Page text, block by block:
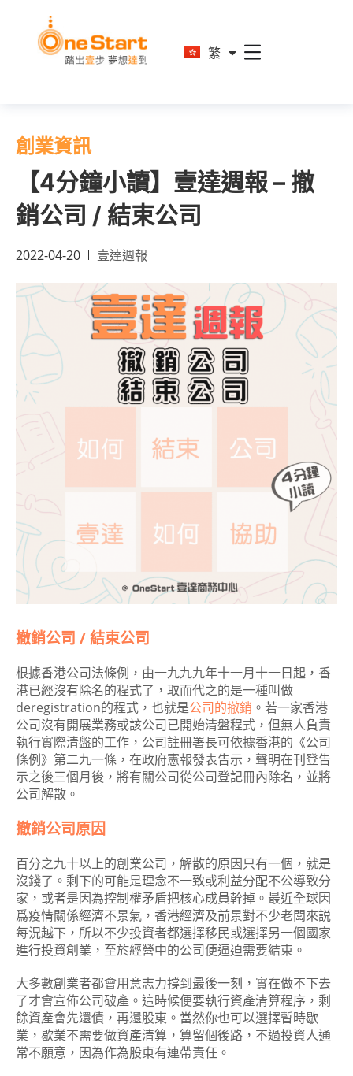
繁
简
創業資訊
【4分鐘小讀】壹達週報 – 撤
銷公司 / 結束公司
2022-04-20 壹達週報
撤銷公司 / 結束公司
根據香港公司法條例，由一九九九年十一月十一日起，香
港已經沒有除名的程式了，取而代之的是一種叫做
deregistration的程式，也就是公司的撤銷 。若一家香港
公司沒有開展業務或該公司已開始清盤程式，但無人負責
執行實際清盤的工作，公司註冊署長可依據香港的《公司
條例》第二九一條，在政府憲報發表告示，聲明在刊登告
示之後三個月後，將有關公司從公司登記冊內除名，並將
公司解散。
撤銷公司原因
百分之九十以上的創業公司，解散的原因只有一個，就是
沒錢了。剩下的可能是理念不一致或利益分配不公導致分
家，或者是因為控制權矛盾把核心成員幹掉。最近全球因
爲疫情關係經濟不景氣，香港經濟及前景對不少老闆來説
每況越下，所以不少投資者都選擇移民或選擇另一個國家
進行投資創業，至於經營中的公司便逼迫需要結束。
大多數創業者都會用意志力撐到最後一刻，實在做不下去
了才會宣佈公司破產。這時候便要執行資產清算程序，剩
餘資產會先還債，再還股東。當然你也可以選擇暫時歇
業，歇業不需要做資產清算，算留個後路，不過投資人通
常不願意，因為作為股東有連帶責任。